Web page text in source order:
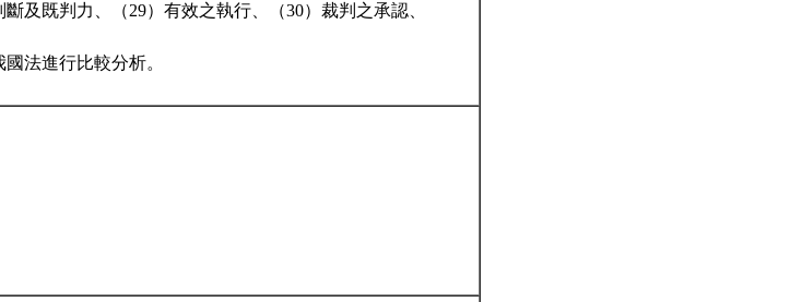
及既判力、（29）有效之執行、（30）裁判之承認、
法進行比較分析。